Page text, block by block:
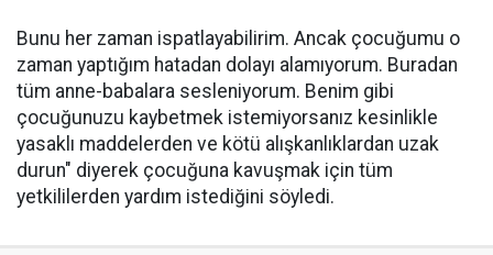
Bunu her zaman ispatlayabilirim. Ancak çocuğumu o
zaman yaptığım hatadan dolayı alamıyorum. Buradan
tüm anne-babalara sesleniyorum. Benim gibi
çocuğunuzu kaybetmek istemiyorsanız kesinlikle
yasaklı maddelerden ve kötü alışkanlıklardan uzak
durun" diyerek çocuğuna kavuşmak için tüm
yetkililerden yardım istediğini söyledi.